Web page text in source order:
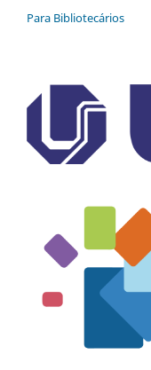
Para Bibliotecários